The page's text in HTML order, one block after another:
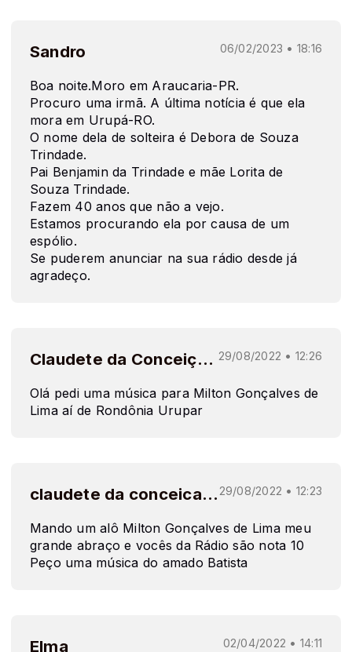
Sandro 06/02/2023 • 18:16
Boa noite.Moro em Araucaria-PR.
Procuro uma irmã. A última notícia é que ela
mora em Urupá-RO.
O nome dela de solteira é Debora de Souza
Trindade.
Pai Benjamin da Trindade e mãe Lorita de
Souza Trindade.
Fazem 40 anos que não a vejo.
Estamos procurando ela por causa de um
espólio.
Se puderem anunciar na sua rádio desde já
agradeço.
Claudete da Conceição de Oliveira 29/08/2022 • 12:26
Olá pedi uma música para Milton Gonçalves de
Lima aí de Rondônia Urupar
claudete da conceicao de oliveira 29/08/2022 • 12:23
Mando um alô Milton Gonçalves de Lima meu
grande abraço e vocês da Rádio são nota 10
Peço uma música do amado Batista
Elma 02/04/2022 • 14:11